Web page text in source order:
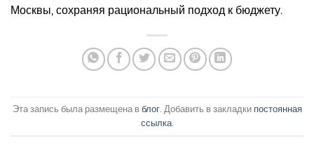
Москвы, сохраняя рациональный подход к бюджету.
Эта запись была размещена в блог. Добавить в закладки постоянная
ссылка.